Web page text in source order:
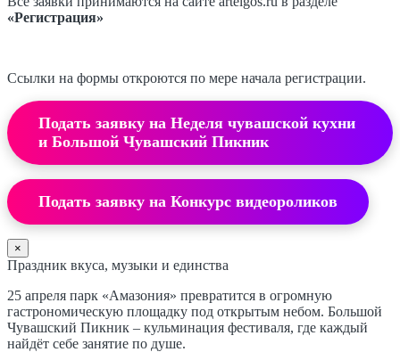
«Регистрация»
Ссылки на формы откроются по мере начала регистрации.
Подать заявку на Неделя чувашской кухни
и Большой Чувашский Пикник
Подать заявку на Конкурс видеороликов
×
Праздник вкуса, музыки и единства
25 апреля парк «Амазония» превратится в огромную
гастрономическую площадку под открытым небом. Большой
Чувашский Пикник – кульминация фестиваля, где каждый
найдёт себе занятие по душе.